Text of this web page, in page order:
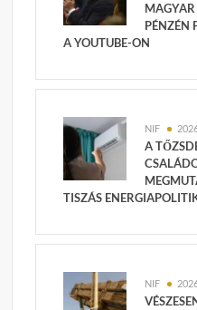
PÉNZÉN
A YOUTUBE-ON
NIF
A
TISZÁS
NIF